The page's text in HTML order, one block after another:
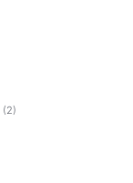
(2)